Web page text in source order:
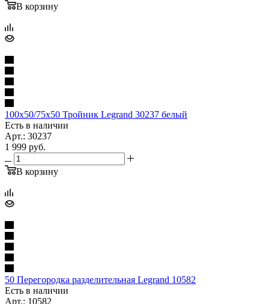
В корзину
100x50/75x50 Тройник Legrand 30237 белый
Есть в наличии
Арт.: 30237
1 999 руб.
В корзину
50 Перегородка разделительная Legrand 10582
Есть в наличии
Арт.: 10582